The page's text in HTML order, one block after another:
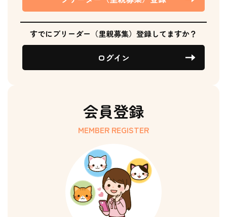
すでにブリーダー（里親募集）登録してますか？
ログイン
会員登録
MEMBER REGISTER